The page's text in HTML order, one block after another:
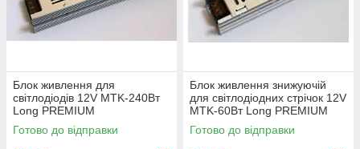
Блок живлення для
світлодіодів 12V MTK-240Вт
Long PREMIUM
Готово до відправки
Блок живлення знижуючій
для світлодіодних стрічок 12V
MTK-60Вт Long PREMIUM
Готово до відправки